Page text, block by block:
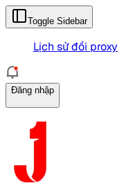
Toggle Sidebar
Lịch sử đổi proxy
Đăng nhập